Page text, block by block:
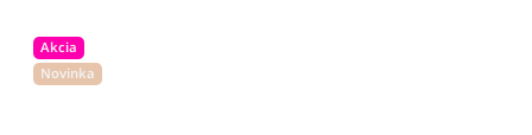
Akcia
Novinka